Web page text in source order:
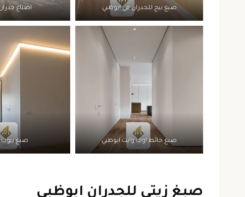
صبغ بيج للجدران في ابوظبي اصباغ
صبغ حائط اوف وايت ابوظبي صبغ بيوت
صبغ زيتي للجدران ابوظبي